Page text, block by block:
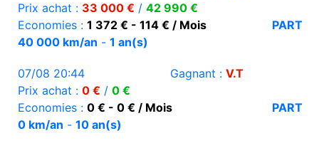
Prix achat : 33 000 € / 42 990 €
Economies : 1 372 € - 114 € / Mois
PART
40 000 km/an - 1 an(s)
07/08 20:44 Gagnant : V.T
Prix achat : 0 € / 0 €
Economies : 0 € - 0 € / Mois
PART
0 km/an - 10 an(s)